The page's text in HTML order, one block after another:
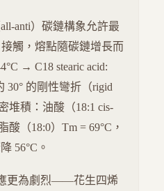
anti）碳鏈構象允許最
接觸，熔點隨碳鏈增長而
→ C18 stearic acid:
30° 的剛性彎折（rigid
堆積：油酸（18:1 cis-
酸（18:0）Tm = 69°C，
56°C。
更為劇烈——花生四烯